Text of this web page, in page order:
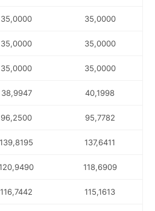
35,0000 35,0000
35,0000 35,0000
35,0000 35,0000
38,9947 40,1998
96,2500 95,7782
139,8195 137,6411
118,6909
116,7442 115,1613